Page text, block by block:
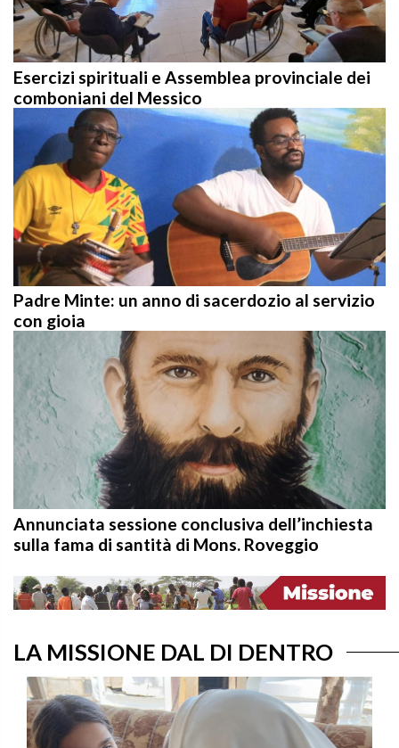
Esercizi spirituali e Assemblea provinciale dei
comboniani del Messico
Padre Minte: un anno di sacerdozio al servizio
con gioia
Annunciata sessione conclusiva dell’inchiesta
sulla fama di santità di Mons. Roveggio
LA MISSIONE DAL DI DENTRO